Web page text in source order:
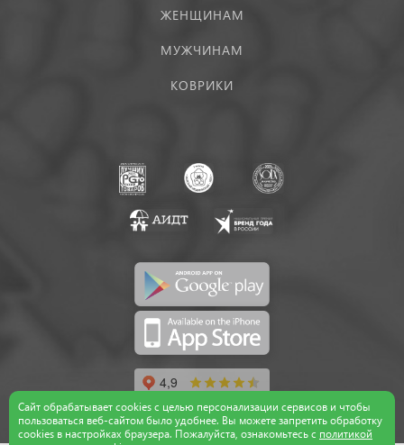
ЖЕНЩИНАМ
МУЖЧИНАМ
КОВРИКИ
Сайт обрабатывает cookies с целью персонализации сервисов и чтобы
пользоваться веб-сайтом было удобнее. Вы можете запретить обработку
сookies в настройках браузера. Пожалуйста, ознакомьтесь с политикой